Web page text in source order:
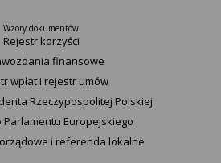
Wzory dokumentów
Rejestr korzyści
finansowe
wpłat i rejestr umów
Rzeczypospolitej Polskiej
Parlamentu Europejskiego
i referenda lokalne